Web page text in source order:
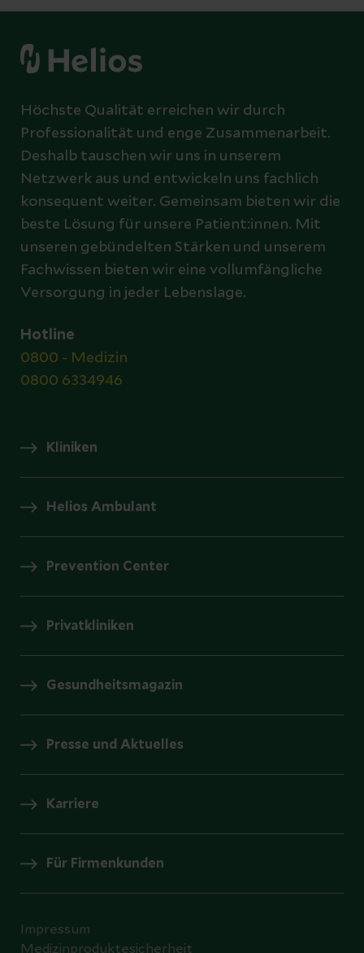
Höchste Qualität erreichen wir durch
Professionalität und enge Zusammenarbeit.
Deshalb tauschen wir uns in unserem
Netzwerk aus und entwickeln uns fachlich
konsequent weiter. Gemeinsam bieten wir die
beste Lösung für unsere Patient:innen. Mit
unseren gebündelten Stärken und unserem
Fachwissen bieten wir eine vollumfängliche
Versorgung in jeder Lebenslage.
Hotline
0800 - Medizin
0800 6334946
Kliniken
Helios Ambulant
Prevention Center
Privatkliniken
Gesundheitsmagazin
Presse und Aktuelles
Karriere
Für Firmenkunden
Impressum
Medizinproduktesicherheit